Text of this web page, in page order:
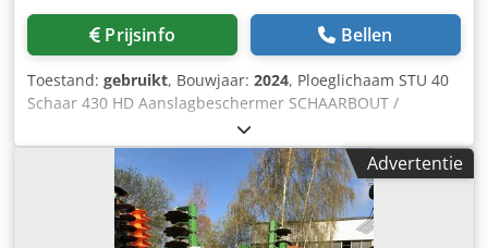
Prijsinfo Bellen
Toestand: gebruikt, Bouwjaar: 2024, Ploeglichaam STU 40
Schaar 430 HD Aanslagbeschermer SCHAARBOUT /
Advertentie